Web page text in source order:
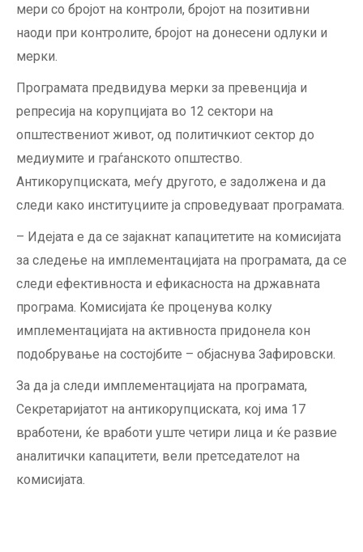
мери со бројот на контроли, бројот на позитивни
наоди при контролите, бројот на донесени одлуки и
мерки.
Програмата предвидува мерки за превенција и
репресија на корупцијата во 12 сектори на
општествениот живот, од политичкиот сектор до
медиумите и граѓанското општество.
Антикорупциската, меѓу другото, е задолжена и да
следи како институциите ја спроведуваат програмата.
– Идејата е да се зајакнат капацитетите на комисијата
за следење на имплементацијата на програмата, да се
следи ефективноста и ефикасноста на државната
програма. Kомисијата ќе проценува колку
имплементацијата на активноста придонела кон
подобрување на состојбите – објаснува Зафировски.
За да ја следи имплементацијата на програмата,
Секретаријатот на антикорупциската, кој има 17
вработени, ќе вработи уште четири лица и ќе развие
аналитички капацитети, вели претседателот на
комисијата.